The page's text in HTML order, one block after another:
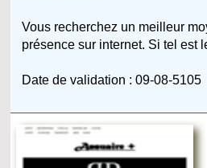
Vous recherchez un meilleur
présence sur internet. Si tel est
Date de validation : 09-08-5105